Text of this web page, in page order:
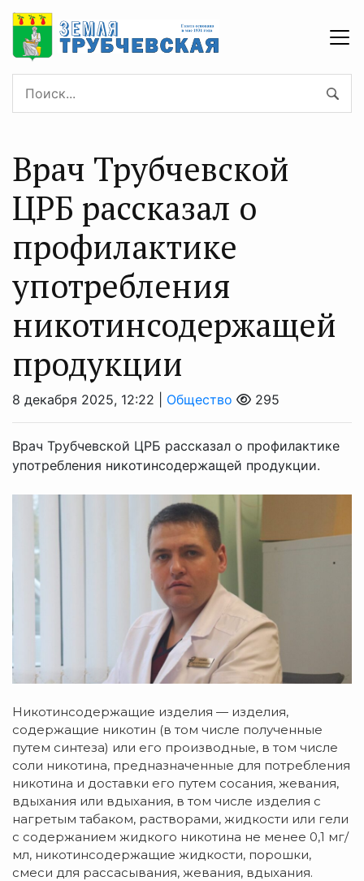
Врач Трубчевской
ЦРБ рассказал о
профилактике
употребления
никотинсодержащей
продукции
8 декабря 2025, 12:22 | Общество 295
Врач Трубчевской ЦРБ рассказал о профилактике
употребления никотинсодержащей продукции.
Никотинсодержащие изделия — изделия,
содержащие никотин (в том числе полученные
путем синтеза) или его производные, в том числе
соли никотина, предназначенные для потребления
никотина и доставки его путем сосания, жевания,
вдыхания или вдыхания, в том числе изделия с
нагретым табаком, растворами, жидкости или гели
с содержанием жидкого никотина не менее 0,1 мг/
мл, никотинсодержащие жидкости, порошки,
смеси для рассасывания, жевания, вдыхания.